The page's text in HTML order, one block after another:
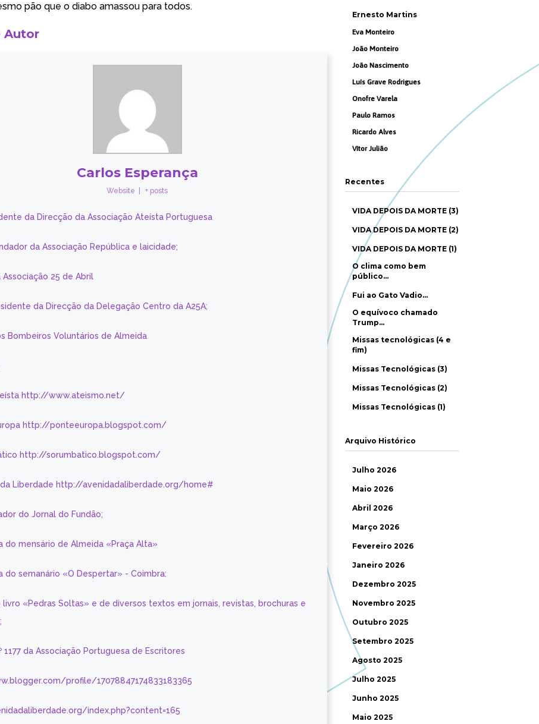
pão que o diabo amassou para todos.
Autor
Carlos Esperança
Website + posts
da Direcção da Associação Ateísta Portuguesa
da Associação República e laicidade;
Associação 25 de Abril
da Direcção da Delegação Centro da A25A;
Bombeiros Voluntários de Almeida
http://www.ateismo.net/
http://ponteeuropa.blogspot.com/
http://sorumbatico.blogspot.com/
da Liberdade http://avenidadaliberdade.org/home#
do Jornal do Fundão;
do mensário de Almeida «Praça Alta»
do semanário «O Despertar» - Coimbra:
livro «Pedras Soltas» e de diversos textos em jornais, revistas, brochuras e
1177 da Associação Portuguesa de Escritores
profile/17078847174833183365
index.php?content=165
Ernesto Martins
Eva Monteiro
João Monteiro
João Nascimento
Luís Grave Rodrigues
Onofre Varela
Paulo Ramos
Ricardo Alves
Vítor Julião
Recentes
VIDA DEPOIS DA MORTE (3)
VIDA DEPOIS DA MORTE (2)
VIDA DEPOIS DA MORTE (1)
O clima como bem
público…
Fui ao Gato Vadio…
O equívoco chamado
Trump…
Missas tecnológicas (4 e
fim)
Missas Tecnológicas (3)
Missas Tecnológicas (2)
Missas Tecnológicas (1)
Arquivo Histórico
Julho 2026
Maio 2026
Abril 2026
Março 2026
Fevereiro 2026
Janeiro 2026
Dezembro 2025
Novembro 2025
Outubro 2025
Setembro 2025
Agosto 2025
Julho 2025
Junho 2025
Maio 2025